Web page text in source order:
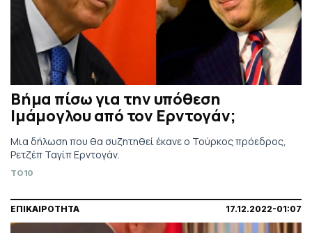
Βήμα πίσω για την υπόθεση
Ιμάμογλου από τον Ερντογάν;
Μια δήλωση που θα συζητηθεί έκανε ο Τούρκος πρόεδρος,
Ρετζέπ Ταγίπ Ερντογάν.
TO10
ΕΠΙΚΑΙΡΟΤΗΤΑ 17.12.2022-01:07